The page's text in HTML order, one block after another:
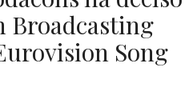
Broadcasting
Song